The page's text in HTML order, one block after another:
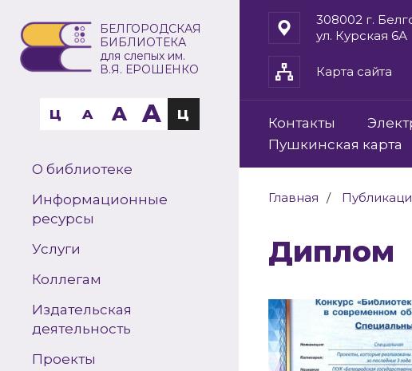
БЕЛГОРОДСКАЯ
БИБЛИОТЕКА
для слепых им.
В.Я. ЕРОШЕНКО
Ц A A A Ц
О библиотеке
Информационные
ресурсы
Услуги
Коллегам
Издательская
деятельность
Проекты
308002 г.
ул. Курская 6А
Карта сайта
Контакты
Пушкинская карта
Главная
Диплом